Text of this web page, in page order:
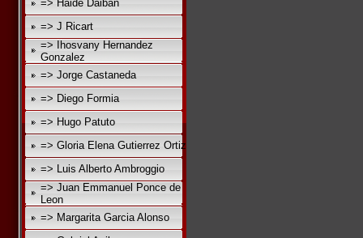
=> Haide Daiban
=> J Ricart
=> Ihosvany Hernandez
Gonzalez
=> Jorge Castaneda
=> Diego Formia
=> Hugo Patuto
=> Gloria Elena Gutierrez Ortiz
=> Luis Alberto Ambroggio
=> Juan Emmanuel Ponce de
Leon
=> Margarita Garcia Alonso